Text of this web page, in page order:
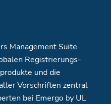
Management Suite
Registrierungs-
und die
Vorschriften zentral
bei Emergo by UL